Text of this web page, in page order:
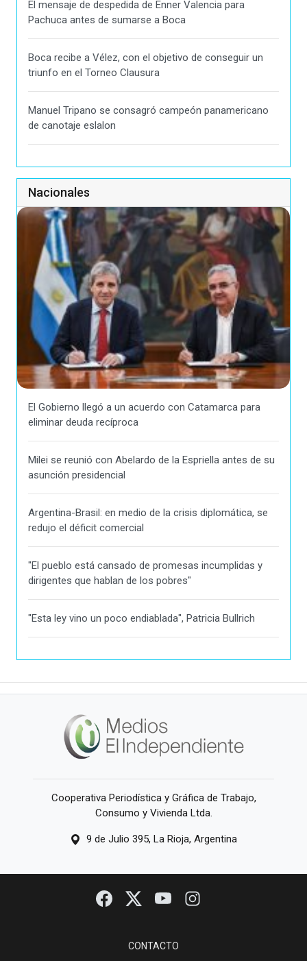
El mensaje de despedida de Enner Valencia para
Pachuca antes de sumarse a Boca
Boca recibe a Vélez, con el objetivo de conseguir un
triunfo en el Torneo Clausura
Manuel Tripano se consagró campeón panamericano
de canotaje eslalon
Nacionales
El Gobierno llegó a un acuerdo con Catamarca para
eliminar deuda recíproca
Milei se reunió con Abelardo de la Espriella antes de su
asunción presidencial
Argentina-Brasil: en medio de la crisis diplomática, se
redujo el déficit comercial
"El pueblo está cansado de promesas incumplidas y
dirigentes que hablan de los pobres"
"Esta ley vino un poco endiablada", Patricia Bullrich
Cooperativa Periodística y Gráfica de Trabajo,
Consumo y Vivienda Ltda.
9 de Julio 395, La Rioja, Argentina
CONTACTO